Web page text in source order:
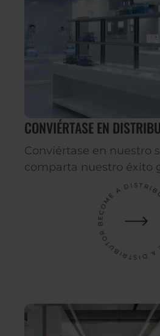
CONVIÉRTASE EN
Conviértase en nuestro
comparta nuestro éxito